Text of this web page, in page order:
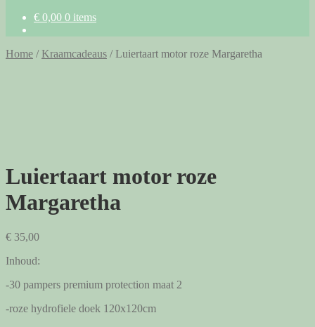
€ 0,00 0 items
Home / Kraamcadeaus /Luiertaart motor roze Margaretha
Luiertaart motor roze
Margaretha
€ 35,00
Inhoud:
-30 pampers premium protection maat 2
-roze hydrofiele doek 120x120cm